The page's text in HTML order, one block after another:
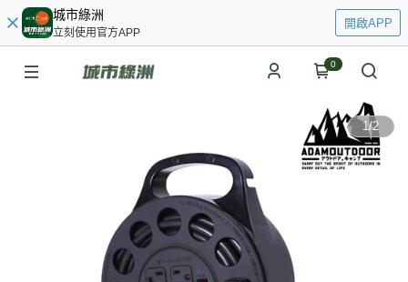
城市綠洲
立刻使用官方APP
開啟APP
0
1/2